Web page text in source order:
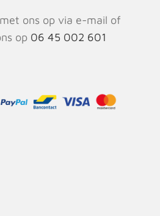
met ons op via e-mail of
op 06 45 002 601